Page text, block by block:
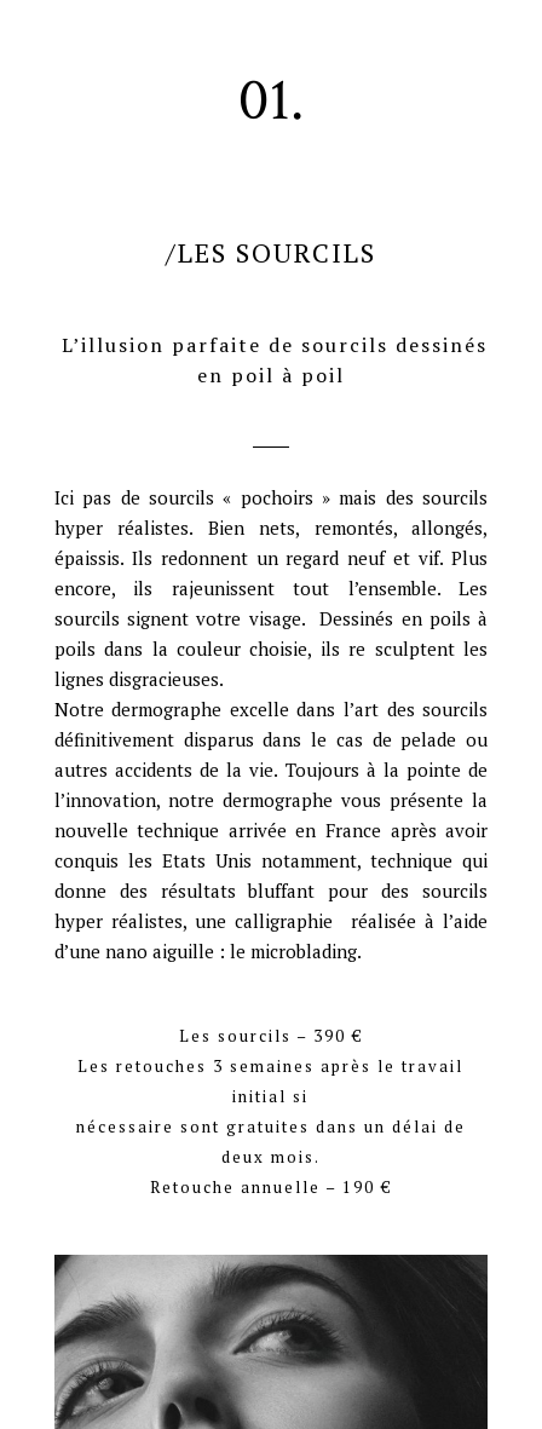
01.
/LES SOURCILS
L’illusion parfaite de sourcils dessinés
en poil à poil
Ici pas de sourcils « pochoirs » mais des sourcils
hyper réalistes. Bien nets, remontés, allongés,
épaissis. Ils redonnent un regard neuf et vif. Plus
encore, ils rajeunissent tout l’ensemble. Les
sourcils signent votre visage.Dessinés en poils à
poils dans la couleur choisie, ils re sculptent les
lignes disgracieuses.
Notre dermographe excelle dans l’art des sourcils
définitivement disparus dans le cas de pelade ou
autres accidents de la vie. Toujours à la pointe de
l’innovation, notre dermographe vous présente la
nouvelle technique arrivée en France après avoir
conquis les Etats Unis notamment, technique qui
donne des résultats bluffant pour des sourcils
hyper réalistes, une calligraphie réalisée à l’aide
d’une nano aiguille : le microblading.
Les sourcils – 390 €
Les retouches 3 semaines après le travail
initial si
nécessaire sont gratuites dans un délai de
deux mois.
Retouche annuelle – 190 €